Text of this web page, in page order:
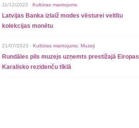
11/12/2023 · Kultūras mantojums
Latvijas Banka izlaiž modes vēsturei veltītu
kolekcijas monētu
21/07/2023 · Kultūras mantojums Muzeji
Rundāles pils muzejs uzņemts prestižajā Eiropas
Karalisko rezidenču tīklā